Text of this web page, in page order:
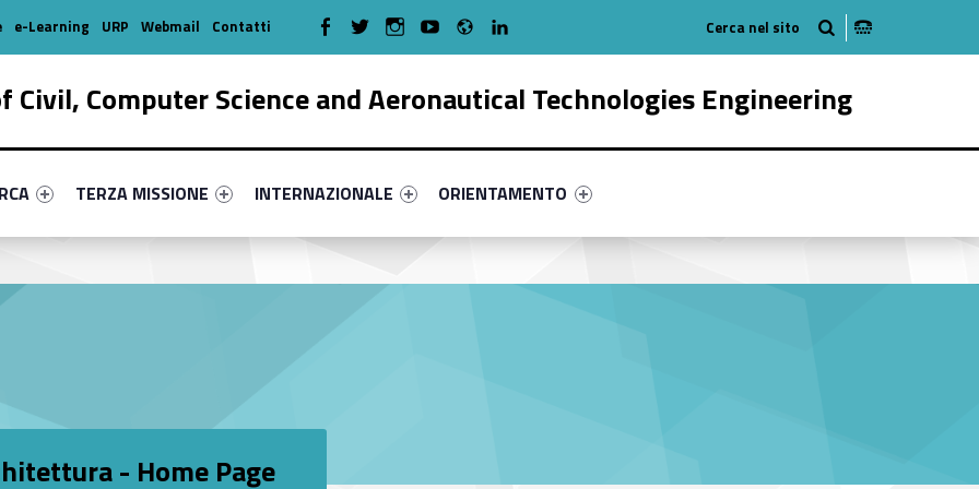
Civil, Computer Science and Aeronautical Technologies Engineering
primary-77430-17
#link-menu-primary-25731-38
Link identifier #link-menu-primary-51134-51
TERZA MISSIONE
Link identifier #link-menu-primary-9212-58
INTERNAZIONALE
Link identifier #link-menu-primary-24959-68
ORIENTAMENTO
e-Learning URP Webmail Contatti WebMan on Facebook
WebMan on TwitterWebMan on Instagram
WebMan on Youtube
Radio
- Home Page